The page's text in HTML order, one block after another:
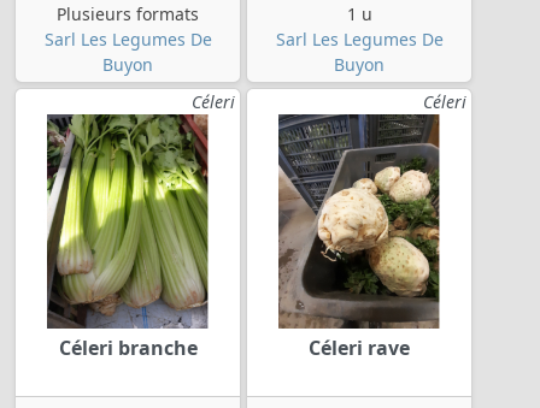
Plusieurs formats
Sarl Les Legumes De
Buyon
1 u
Sarl Les Legumes De
Buyon
Céleri
Céleri branche
Céleri
Céleri rave